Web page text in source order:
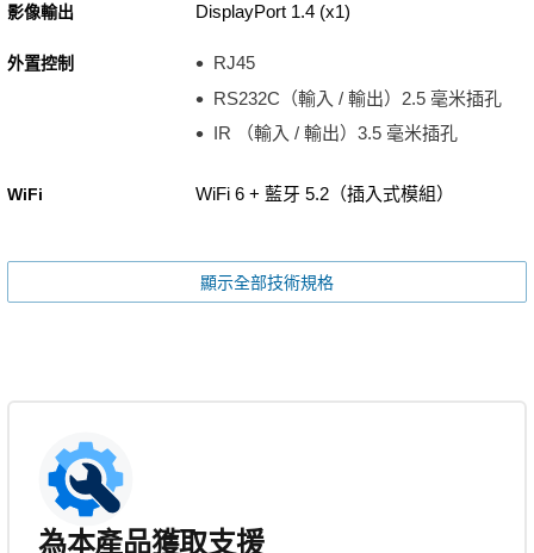
影像輸出 DisplayPort 1.4 (x1)
外置控制
RJ45
RS232C（輸入 / 輸出）2.5 毫米插孔
IR （輸入 / 輸出）3.5 毫米插孔
WiFi WiFi 6 + 藍牙 5.2（插入式模組）
顯示全部技術規格
為本產品獲取支援